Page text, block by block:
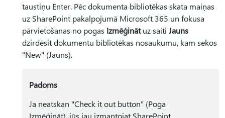
taustiņu Enter. Pēc dokumenta bibliotēkas skata maiņas
uz SharePoint pakalpojumā Microsoft 365 un fokusa
pārvietošanas no pogas Izmēģinātuz saiti Jauns
dzirdēsit dokumentu bibliotēkas nosaukumu, kam sekos
"New" (Jauns).
Padoms
Ja neatskan "Check it out button" (Poga
Izmēģināt), jūs jau izmantojat SharePoint